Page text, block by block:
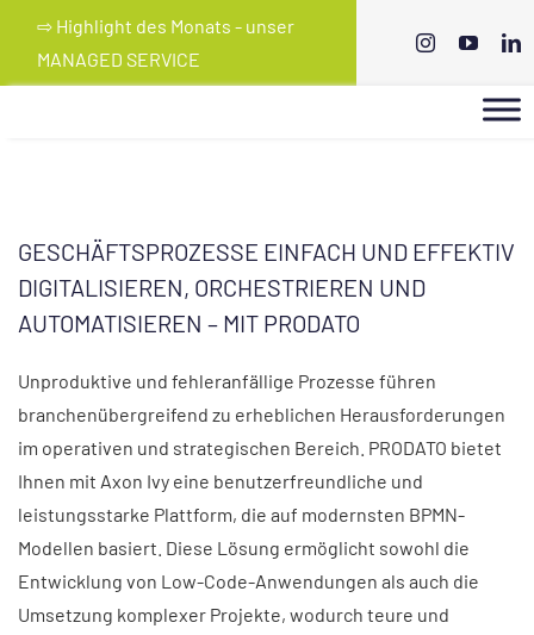
content
⇨ Highlight des Monats - unser
MANAGED SERVICE
GESCHÄFTSPROZESSE EINFACH UND EFFEKTIV
DIGITALISIEREN, ORCHESTRIEREN UND
AUTOMATISIEREN – MIT PRODATO
Unproduktive und fehleranfällige Prozesse führen
branchenübergreifend zu erheblichen Herausforderungen
im operativen und strategischen Bereich. PRODATO bietet
Ihnen mit Axon Ivy eine benutzerfreundliche und
leistungsstarke Plattform, die auf modernsten BPMN-
Modellen basiert. Diese Lösung ermöglicht sowohl die
Entwicklung von Low-Code-Anwendungen als auch die
Umsetzung komplexer Projekte, wodurch teure und